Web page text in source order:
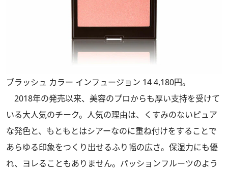
ブラッシュ カラー インフュージョン 14 4,180円。
2018年の発売以来、美容のプロからも厚い支持を受けて
いる大人気のチーク。人気の理由は、くすみのないピュア
な発色と、もともとはシアーなのに重ね付けをすることで
あらゆる印象をつくり出せるふり幅の広さ。保湿力にも優
れ、ヨレることもありません。パッションフルーツのよう